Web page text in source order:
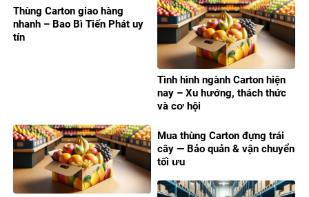
Thùng Carton giao hàng
nhanh – Bao Bì Tiến Phát uy
tín
Tình hình ngành Carton hiện
nay – Xu hướng, thách thức
và cơ hội
Mua thùng Carton đựng trái
cây — Bảo quản & vận chuyển
tối ưu